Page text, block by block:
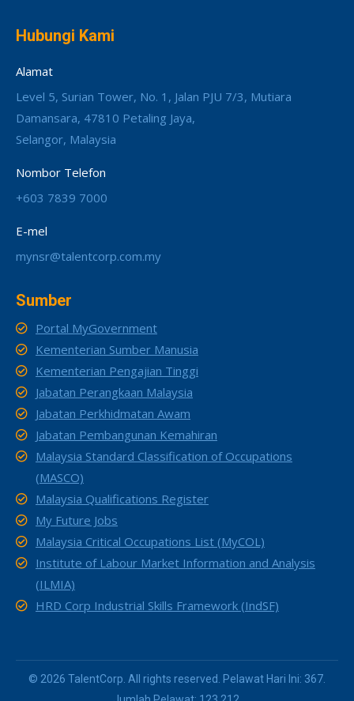
Hubungi Kami
Alamat
Level 5, Surian Tower, No. 1, Jalan PJU 7/3, Mutiara
Damansara, 47810 Petaling Jaya,
Selangor, Malaysia
Nombor Telefon
+603 7839 7000
E-mel
mynsr@talentcorp.com.my
Sumber
Portal MyGovernment
Kementerian Sumber Manusia
Kementerian Pengajian Tinggi
Jabatan Perangkaan Malaysia
Jabatan Perkhidmatan Awam
Jabatan Pembangunan Kemahiran
Malaysia Standard Classification of Occupations
(MASCO)
Malaysia Qualifications Register
My Future Jobs
Malaysia Critical Occupations List (MyCOL)
Institute of Labour Market Information and Analysis
(ILMIA)
HRD Corp Industrial Skills Framework (IndSF)
© 2026 TalentCorp. All rights reserved. Pelawat Hari Ini: 367.